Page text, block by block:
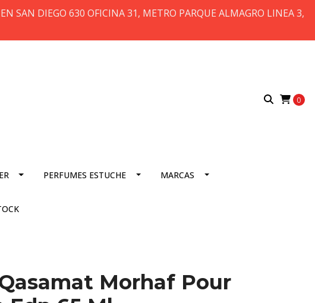
SAN DIEGO 630 OFICINA 31, METRO PARQUE ALMAGRO LINEA 3,
0
PERFUMES ESTUCHE MARCAS
Morhaf Pour